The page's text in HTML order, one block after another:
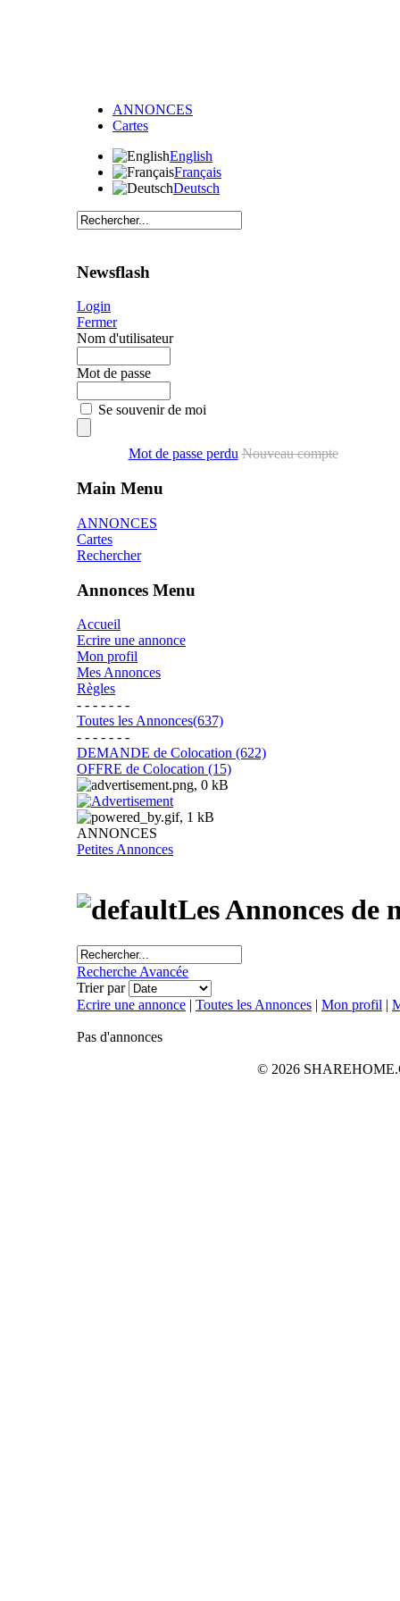
ANNONCES
Cartes
English
Français
Deutsch
Newsflash
Login
Fermer
Nom d'utilisateur
Mot de passe
Se souvenir de moi
Mot de passe perdu Nouveau compte
Main Menu
ANNONCES
Cartes
Rechercher
Annonces Menu
Accueil
Ecrire une annonce
Mon profil
Mes Annonces
Règles
- - - - - - -
Toutes les Annonces(637)
- - - - - - -
DEMANDE de Colocation (622)
OFFRE de Colocation (15)
ANNONCES
Petites Annonces
Les Annonces de
Recherche Avancée
Trier par
Ecrire une annonce | Toutes les Annonces | Mon profil |
Pas d'annonces
© 2026